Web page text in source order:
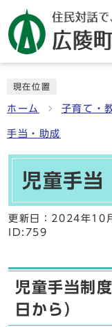
現在位置
ホーム 子育て・
手当・助成
児童手当
更新日： 2024年10
ID:759
児童手当制
日から）